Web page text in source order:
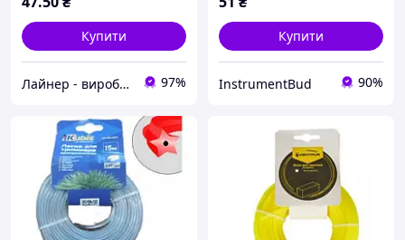
Купити
Лайнер - виробничо-торгова компанія 97%
Купити
InstrumentBud 90%